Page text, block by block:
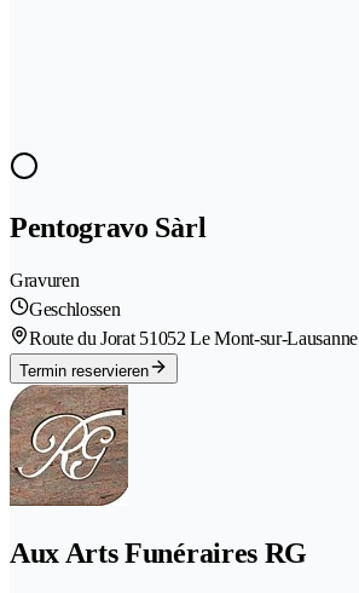
Pentogravo Sàrl
Gravuren
Geschlossen
Route du Jorat 51052 Le Mont-sur-Lausanne
Termin reservieren
Aux Arts Funéraires RG